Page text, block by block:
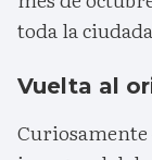
toda la
Vuelta al
Curiosamente